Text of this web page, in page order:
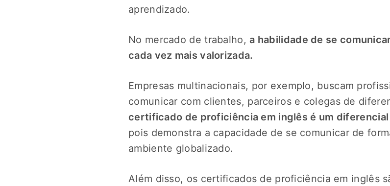
aprendizado.
No mercado de trabalho, a habilidade de se
cada vez mais valorizada.
Empresas multinacionais, por exemplo, buscam
comunicar com clientes, parceiros e colegas de
certificado de proficiência em inglês é um
pois demonstra a capacidade de se comunicar de
ambiente globalizado.
Além disso, os certificados de proficiência em inglês